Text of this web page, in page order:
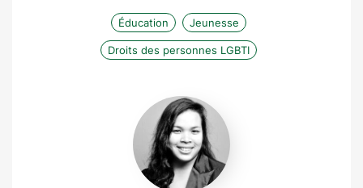
Éducation Jeunesse
Droits des personnes LGBTI
Emmanuelle
Campo